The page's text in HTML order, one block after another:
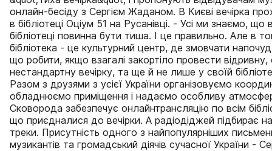
онлайн-бесіду з Сергієм Жаданом. В Києві вечірка
в бібліотеці Оціум 51 на Русанівці. - Усі ми знаємо, що
бібліотеці повинна бути тиша. І це правильно. Але в
бібліотека - це культурний центр, де змовчати
що робити, якщо взагалі закортіло провести відривну,
нестандартну вечірку, та ще й не лише у своїй
Разом з друзями з усієї України організовуємо
обладнюємо приміщення і надаємо особливу
Сковорода забезпечує онлайнтрансляцію по всім
що приєдналися до вечірки. А радіодіджей підбирає
треки. Присутність одного з найпопулярніших
музикантів та громадський діячів сучасної України -